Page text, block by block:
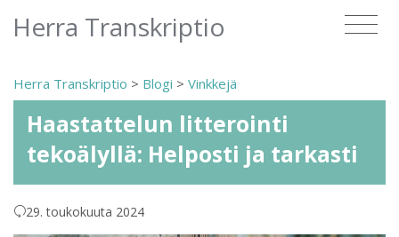
Herra Transkriptio
Herra Transkriptio > Blogi > Vinkkejä
Haastattelun litterointi
tekoälyllä: Helposti ja tarkasti
29. toukokuuta 2024